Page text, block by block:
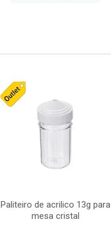
Paliteiro de acrilico 13g para
mesa cristal